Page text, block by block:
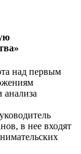
над первым
анализа
в нее входят